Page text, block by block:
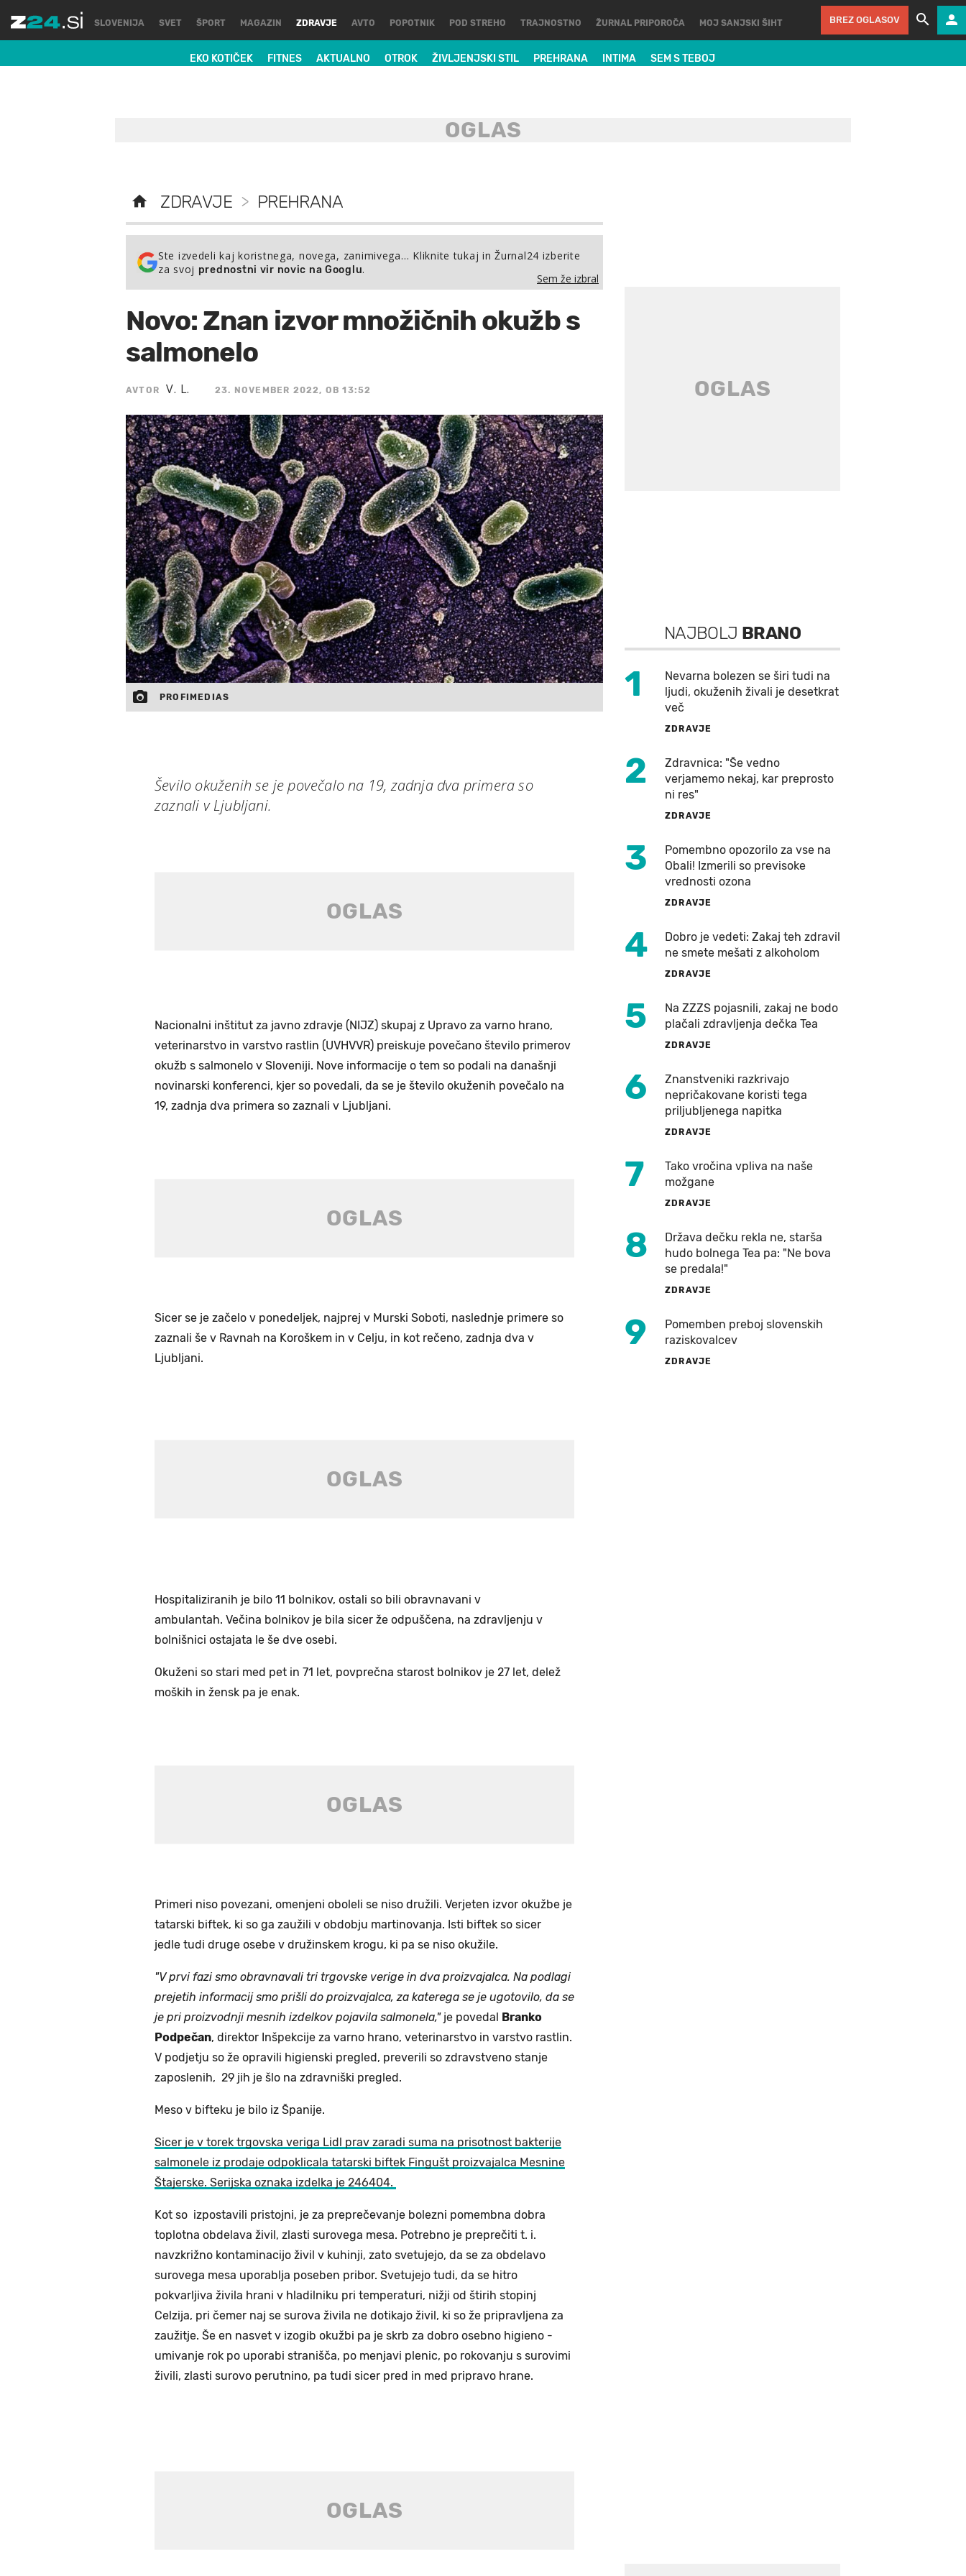
SLOVENIJA SVET ŠPORT MAGAZIN ZDRAVJE
EKO KOTIČEK FITNES AKTUALNO OTROK ŽIVLJENJSKI STIL PREHRANA INTIMA SEM S TEBOJ
AVTO POPOTNIK POD STREHO TRAJNOSTNO ŽURNAL PRIPOROČA MOJ SANJSKI ŠIHT BREZ OGLASOV
ZDRAVJE > PREHRANA
Ste izvedeli kaj koristnega, novega, zanimivega… Kliknite tukaj in Žurnal24 izberite
za svoj prednostni vir novic na Googlu.
Sem že izbral
Novo: Znan izvor množičnih okužb s
salmonelo
AVTOR V. L. 23. NOVEMBER 2022, OB 13:52
PROFIMEDIAS
Ševilo okuženih se je povečalo na 19, zadnja dva primera so
zaznali v Ljubljani.
Nacionalni inštitut za javno zdravje (NIJZ) skupaj z Upravo za varno hrano,
veterinarstvo in varstvo rastlin (UVHVVR) preiskuje povečano število primerov
okužb s salmonelo v Sloveniji. Nove informacije o tem so podali na današnji
novinarski konferenci, kjer so povedali, da se je število okuženih povečalo na
19, zadnja dva primera so zaznali v Ljubljani.
Sicer se je začelo v ponedeljek, najprej v Murski Soboti, naslednje primere so
zaznali še v Ravnah na Koroškem in v Celju, in kot rečeno, zadnja dva v
Ljubljani.
Hospitaliziranih je bilo 11 bolnikov, ostali so bili obravnavani v
ambulantah. Večina bolnikov je bila sicer že odpuščena, na zdravljenju v
bolnišnici ostajata le še dve osebi.
Okuženi so stari med pet in 71 let, povprečna starost bolnikov je 27 let, delež
moških in žensk pa je enak.
Primeri niso povezani, omenjeni oboleli se niso družili. Verjeten izvor okužbe je
tatarski biftek, ki so ga zaužili v obdobju martinovanja. Isti biftek so sicer
jedle tudi druge osebe v družinskem krogu, ki pa se niso okužile.
"V prvi fazi smo obravnavali tri trgovske verige in dva proizvajalca. Na podlagi
prejetih informacij smo prišli do proizvajalca, za katerega se je ugotovilo, da se
je pri proizvodnji mesnih izdelkov pojavila salmonela,"je povedal Branko
Podpečan, direktor Inšpekcije za varno hrano, veterinarstvo in varstvo rastlin.
V podjetju so že opravili higienski pregled, preverili so zdravstveno stanje
zaposlenih, 29 jih je šlo na zdravniški pregled.
Meso v bifteku je bilo iz Španije.
Sicer je v torek trgovska veriga Lidl prav zaradi suma na prisotnost bakterije
salmonele iz prodaje odpoklicala tatarski biftek Fingušt proizvajalca Mesnine
Štajerske. Serijska oznaka izdelka je 246404.
Kot so izpostavili pristojni, je za preprečevanje bolezni pomembna dobra
toplotna obdelava živil, zlasti surovega mesa. Potrebno je preprečiti t. i.
navzkrižno kontaminacijo živil v kuhinji, zato svetujejo, da se za obdelavo
surovega mesa uporablja poseben pribor. Svetujejo tudi, da se hitro
pokvarljiva živila hrani v hladilniku pri temperaturi, nižji od štirih stopinj
Celzija, pri čemer naj se surova živila ne dotikajo živil, ki so že pripravljena za
zaužitje. Še en nasvet v izogib okužbi pa je skrb za dobro osebno higieno -
umivanje rok po uporabi stranišča, po menjavi plenic, po rokovanju s surovimi
živili, zlasti surovo perutnino, pa tudi sicer pred in med pripravo hrane.
NAJBOLJ BRANO
1
Nevarna bolezen se širi tudi na
ljudi, okuženih živali je desetkrat
več
ZDRAVJE
2
Zdravnica: "Še vedno
verjamemo nekaj, kar preprosto
ni res"
ZDRAVJE
3
Pomembno opozorilo za vse na
Obali! Izmerili so previsoke
vrednosti ozona
ZDRAVJE
4
Dobro je vedeti: Zakaj teh zdravil
ne smete mešati z alkoholom
ZDRAVJE
5
Na ZZZS pojasnili, zakaj ne bodo
plačali zdravljenja dečka Tea
ZDRAVJE
6
Znanstveniki razkrivajo
nepričakovane koristi tega
priljubljenega napitka
ZDRAVJE
7
Tako vročina vpliva na naše
možgane
ZDRAVJE
8
Država dečku rekla ne, starša
hudo bolnega Tea pa: "Ne bova
se predala!"
ZDRAVJE
9
Pomemben preboj slovenskih
raziskovalcev
ZDRAVJE